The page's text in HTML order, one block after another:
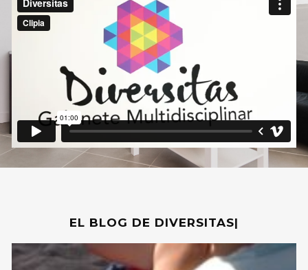
EL BLOG DE DIVERSITAS|